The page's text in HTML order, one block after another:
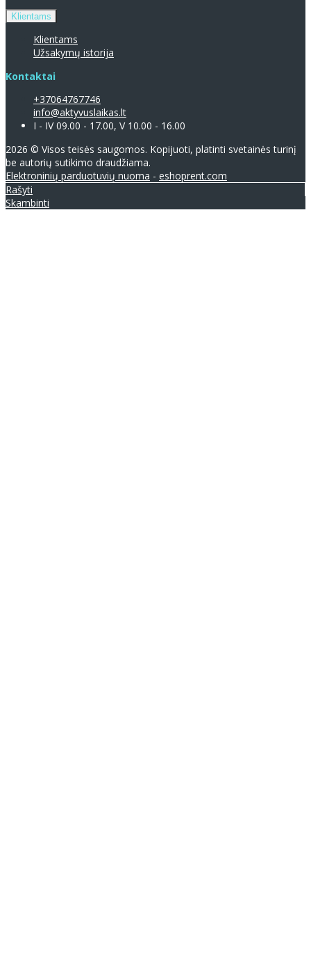
Klientams
Klientams
Užsakymų istorija
Kontaktai
+37064767746
info@aktyvuslaikas.lt
I - IV 09.00 - 17.00, V 10.00 - 16.00
2026 © Visos teisės saugomos. Kopijuoti, platinti svetainės turinį
be autorių sutikimo draudžiama.
Elektroninių parduotuvių nuoma - eshoprent.com
Rašyti
Skambinti